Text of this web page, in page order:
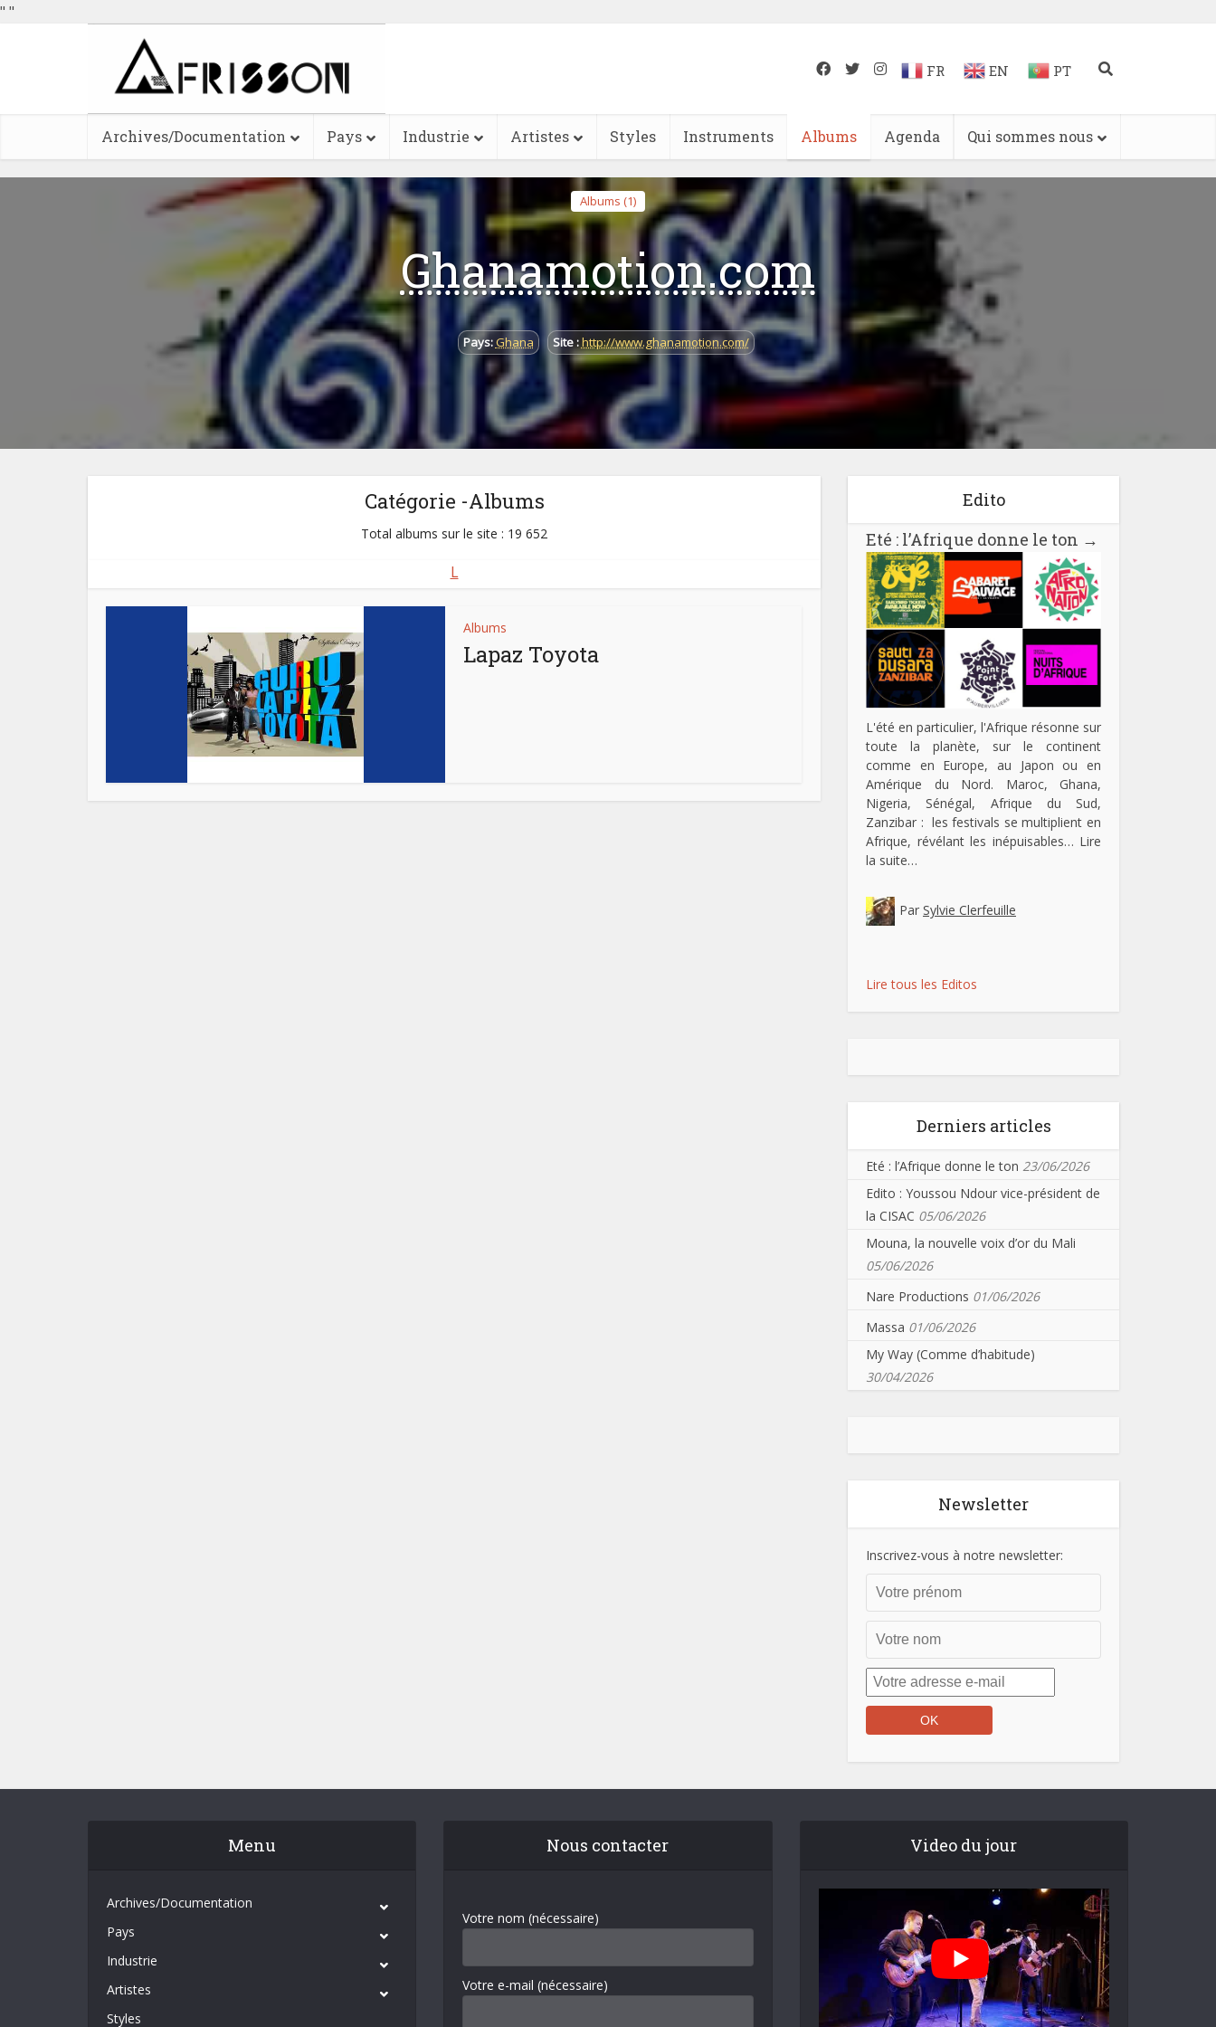
" "
FR EN PT
Archives/Documentation Pays Industrie Artistes Styles Instruments Albums Agenda Qui sommes nous
Albums (1)
Ghanamotion.com
Pays:Ghana Site :http://www.ghanamotion.com/
Catégorie -Albums
Total albums sur le site : 19 652
L
Albums
Lapaz Toyota
Edito
Eté : l’Afrique donne le ton →
L'été en particulier, l'Afrique résonne sur
toute la planète, sur le continent
comme en Europe, au Japon ou en
Amérique du Nord. Maroc, Ghana,
Nigeria, Sénégal, Afrique du Sud,
Zanzibar : les festivals se multiplient en
Afrique, révélant les inépuisables… Lire
la suite…
Par Sylvie Clerfeuille
Lire tous les Editos
Derniers articles
Eté : l’Afrique donne le ton 23/06/2026
Edito : Youssou Ndour vice-président de
la CISAC 05/06/2026
Mouna, la nouvelle voix d’or du Mali
05/06/2026
Nare Productions 01/06/2026
Massa 01/06/2026
My Way (Comme d’habitude)
30/04/2026
Newsletter
Inscrivez-vous à notre newsletter:
Menu
Archives/Documentation
Pays
Industrie
Artistes
Styles
Nous contacter
Votre nom (nécessaire)
Votre e-mail (nécessaire)
Video du jour